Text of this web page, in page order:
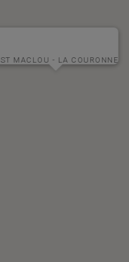
ST MACLOU - LA COURONNE